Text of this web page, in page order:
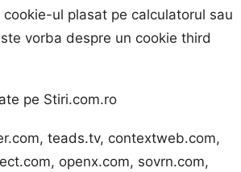
cookie-ul plasat pe calculatorul sau
vorba despre un cookie third
pe Stiri.com.ro
teads.tv, contextweb.com,
openx.com, sovrn.com,